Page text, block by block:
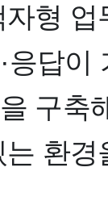
형
·응답이
구축
환경